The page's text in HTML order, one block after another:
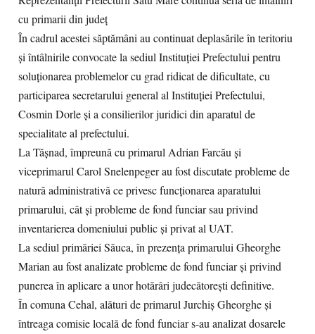
cu primarii din județ
În cadrul acestei săptămâni au continuat deplasările în teritoriu
și întâlnirile convocate la sediul Instituției Prefectului pentru
soluționarea problemelor cu grad ridicat de dificultate, cu
participarea secretarului general al Instituției Prefectului,
Cosmin Dorle și a consilierilor juridici din aparatul de
specialitate al prefectului.
La Tășnad, împreună cu primarul Adrian Farcău și
viceprimarul Carol Snelenpeger au fost discutate probleme de
natură administrativă ce privesc funcționarea aparatului
primarului, cât și probleme de fond funciar sau privind
inventarierea domeniului public și privat al UAT.
La sediul primăriei Săuca, în prezența primarului Gheorghe
Marian au fost analizate probleme de fond funciar și privind
punerea în aplicare a unor hotărâri judecătorești definitive.
În comuna Cehal, alături de primarul Jurchiș Gheorghe și
întreaga comisie locală de fond funciar s-au analizat dosarele